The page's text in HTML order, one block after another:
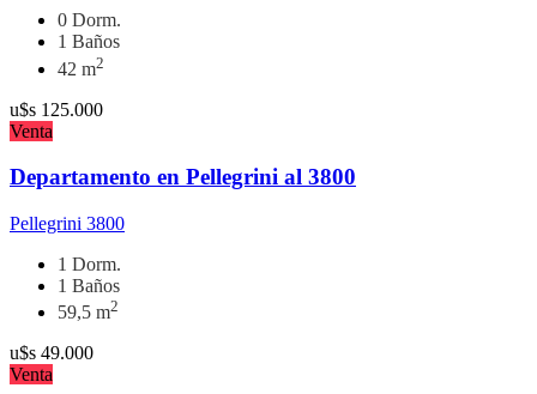
0 Dorm.
1 Baños
42 m2
u$s 125.000
Venta
Departamento en Pellegrini al 3800
Pellegrini 3800
1 Dorm.
1 Baños
59,5 m2
u$s 49.000
Venta